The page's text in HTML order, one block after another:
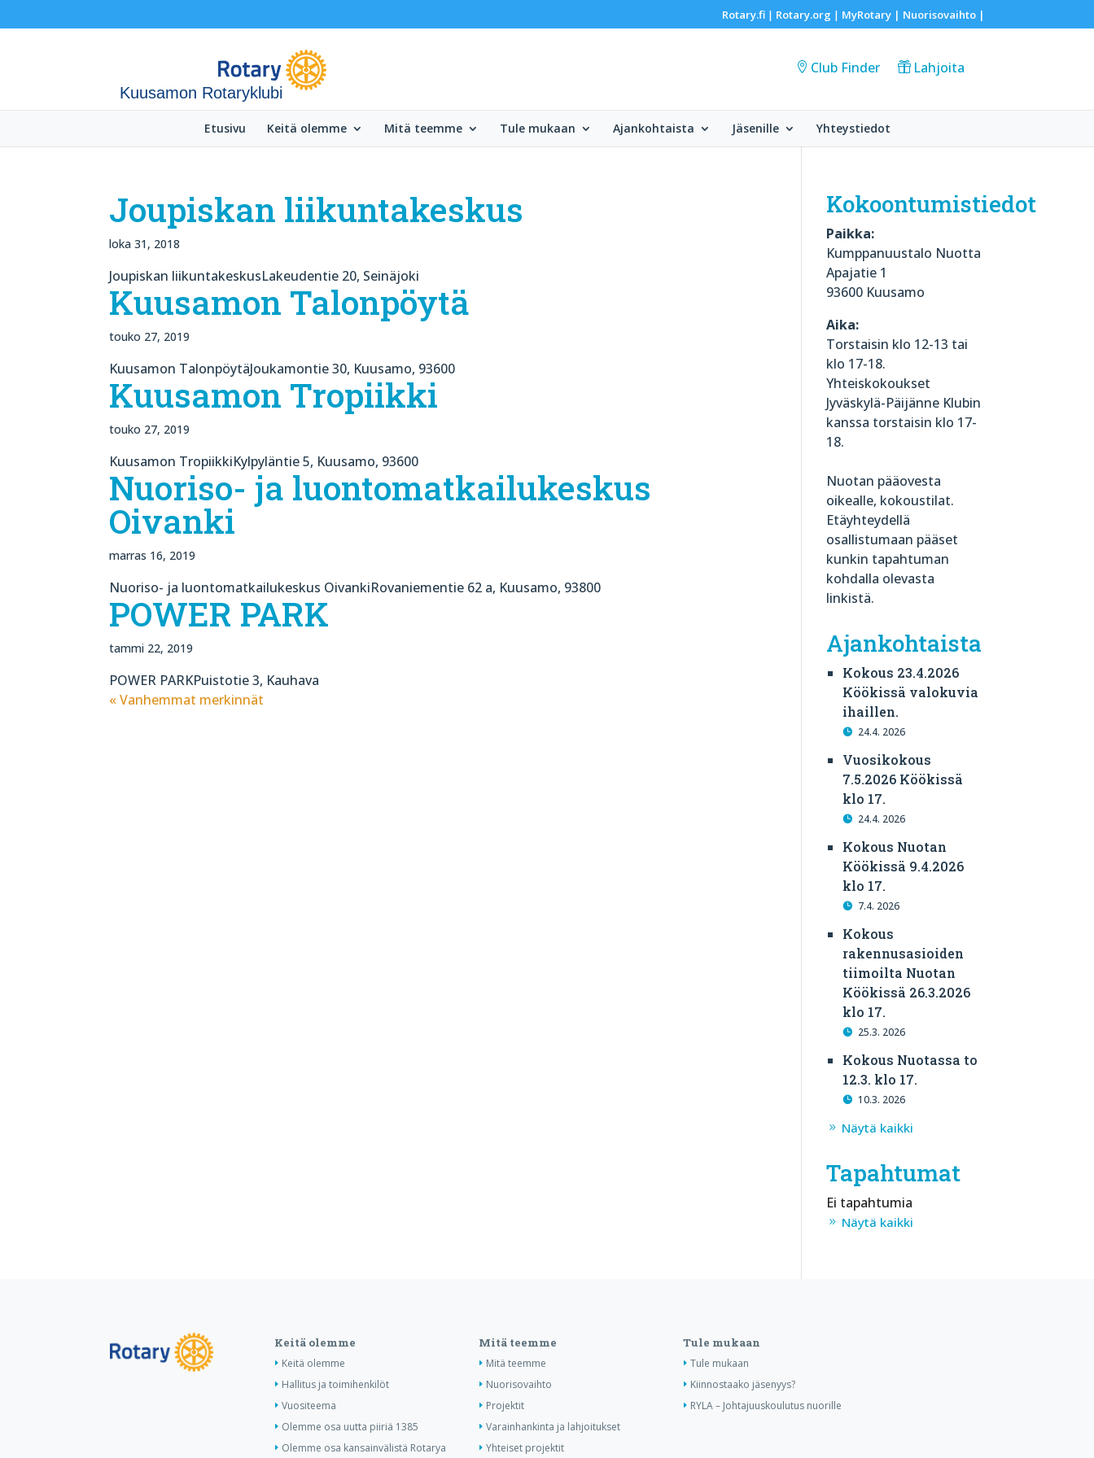
Rotary.fi| Rotary.org | MyRotary | Nuorisovaihto|
Kuusamon Rotaryklubi
Club Finder Lahjoita
Etusivu Keitä olemme Mitä teemme Tule mukaan Ajankohtaista Jäsenille Yhteystiedot
Joupiskan liikuntakeskus
loka 31, 2018
Joupiskan liikuntakeskusLakeudentie 20, Seinäjoki
Kuusamon Talonpöytä
touko 27, 2019
Kuusamon TalonpöytäJoukamontie 30, Kuusamo, 93600
Kuusamon Tropiikki
touko 27, 2019
Kuusamon TropiikkiKylpyläntie 5, Kuusamo, 93600
Nuoriso- ja luontomatkailukeskus
Oivanki
marras 16, 2019
Nuoriso- ja luontomatkailukeskus OivankiRovaniementie 62 a, Kuusamo, 93800
POWER PARK
tammi 22, 2019
POWER PARKPuistotie 3, Kauhava
« Vanhemmat merkinnät
Kokoontumistiedot
Paikka:
Kumppanuustalo Nuotta
Apajatie 1
93600 Kuusamo
Aika:
Torstaisin klo 12-13 tai
klo 17-18.
Yhteiskokoukset
Jyväskylä-Päijänne Klubin
kanssa torstaisin klo 17-
18.
Nuotan pääovesta
oikealle, kokoustilat.
Etäyhteydellä
osallistumaan pääset
kunkin tapahtuman
kohdalla olevasta
linkistä.
Ajankohtaista
Kokous 23.4.2026
Köökissä valokuvia
ihaillen.
24.4. 2026
Vuosikokous
7.5.2026 Köökissä
klo 17.
24.4. 2026
Kokous Nuotan
Köökissä 9.4.2026
klo 17.
7.4. 2026
Kokous
rakennusasioiden
tiimoilta Nuotan
Köökissä 26.3.2026
klo 17.
25.3. 2026
Kokous Nuotassa to
12.3. klo 17.
10.3. 2026
Näytä kaikki
Tapahtumat
Ei tapahtumia
Näytä kaikki
Keitä olemme
Keitä olemme
Hallitus ja toimihenkilöt
Vuositeema
Olemme osa uutta piiriä 1385
Olemme osa kansainvälistä Rotarya
Mitä teemme
Mitä teemme
Nuorisovaihto
Projektit
Varainhankinta ja lahjoitukset
Yhteiset projektit
Tule mukaan
Tule mukaan
Kiinnostaako jäsenyys?
RYLA – Johtajuuskoulutus nuorille